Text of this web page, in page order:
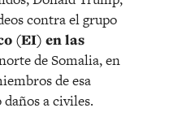
contra el grupo
(EI) en las
de Somalia, en
de esa
a civiles.